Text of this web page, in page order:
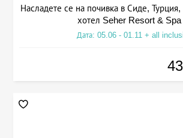
Насладете се на почивка в Сиде,
хотел Seher Resort & Spa
Дата: 05.06 - 01.11 + all